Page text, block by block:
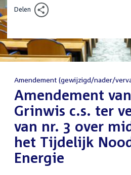
Delen
Amendement (gewijzigd/nader/
Amendement
Grinwis c.s. ter
van nr. 3 over
het Tijdelijk
Energie